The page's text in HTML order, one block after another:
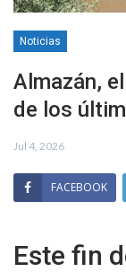
Noticias
Almazán,
de los
Jul 4, 2026
FACEBOOK
Este fin